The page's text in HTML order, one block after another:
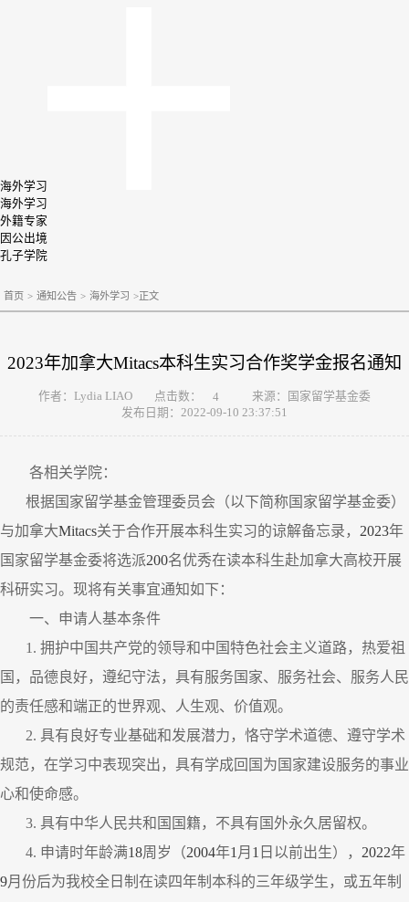
海外学习
海外学习
外籍专家
因公出境
孔子学院
首页 > 通知公告 > 海外学习 >正文
2023年加拿大Mitacs本科生实习合作奖学金报名通知
作者：Lydia LIAO 点击数： 4
来源：国家留学基金委
发布日期：2022-09-10 23:37:51
各相关学院：
根据国家留学基金管理委员会（以下简称国家留学基金委）
与加拿大Mitacs关于合作开展本科生实习的谅解备忘录， 2023年
国家留学基金委将选派200名优秀在读本科生赴加拿大高校开展
科研实习。现将有关事宜通知如下：
一、申请人基本条件
1. 拥护中国共产党的领导和中国特色社会主义道路，热爱祖
国，品德良好，遵纪守法，具有服务国家、服务社会、服务人民
的责任感和端正的世界观、人生观、价值观。
2. 具有良好专业基础和发展潜力，恪守学术道德、遵守学术
规范，在学习中表现突出，具有学成回国为国家建设服务的事业
心和使命感。
3. 具有中华人民共和国国籍，不具有国外永久居留权。
4. 申请时年龄满18周岁（2004年1 月 1 日以前出生）， 2022年
9月份后为我校全日制在读四年制本科的三年级学生，或五年制